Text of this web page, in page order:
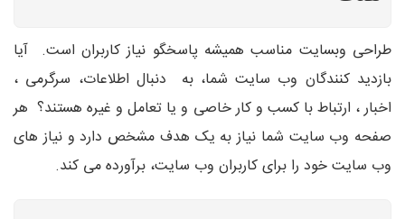
طراحی وبسایت مناسب همیشه پاسخگو نیاز کاربران است. آیا
بازدید کنندگان وب سایت شما، به دنبال اطلاعات، سرگرمی ،
اخبار ، ارتباط با کسب و کار خاصی و یا تعامل و غیره هستند؟ هر
صفحه وب سایت شما نیاز به یک هدف مشخص دارد و نیاز های
وب سایت خود را برای کاربران وب سایت، برآورده می کند.